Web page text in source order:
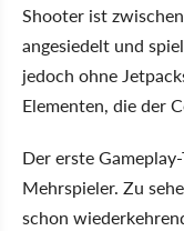
Shooter ist
angesiedelt und
jedoch ohne
Elementen, die der
Der erste
Mehrspieler. Zu
schon